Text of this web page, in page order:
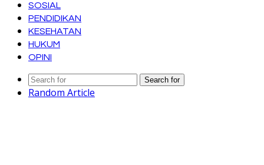
SOSIAL
PENDIDIKAN
KESEHATAN
HUKUM
OPINI
Search for
Random Article